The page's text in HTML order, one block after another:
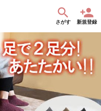
さがす 新規登録